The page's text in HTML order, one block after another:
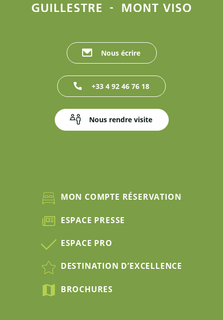
Nous écrire
+33 4 92 46 76 18
Nous rendre visite
MON COMPTE RÉSERVATION
ESPACE PRESSE
ESPACE PRO
DESTINATION D’EXCELLENCE
BROCHURES